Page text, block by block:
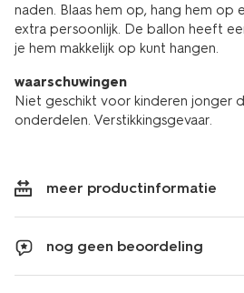
naden. Blaas hem op, hang hem op
extra persoonlijk. De ballon heeft
je hem makkelijk op kunt hangen.
waarschuwingen
Niet geschikt voor kinderen jonger
onderdelen. Verstikkingsgevaar.
meer productinformatie
nog geen beoordeling